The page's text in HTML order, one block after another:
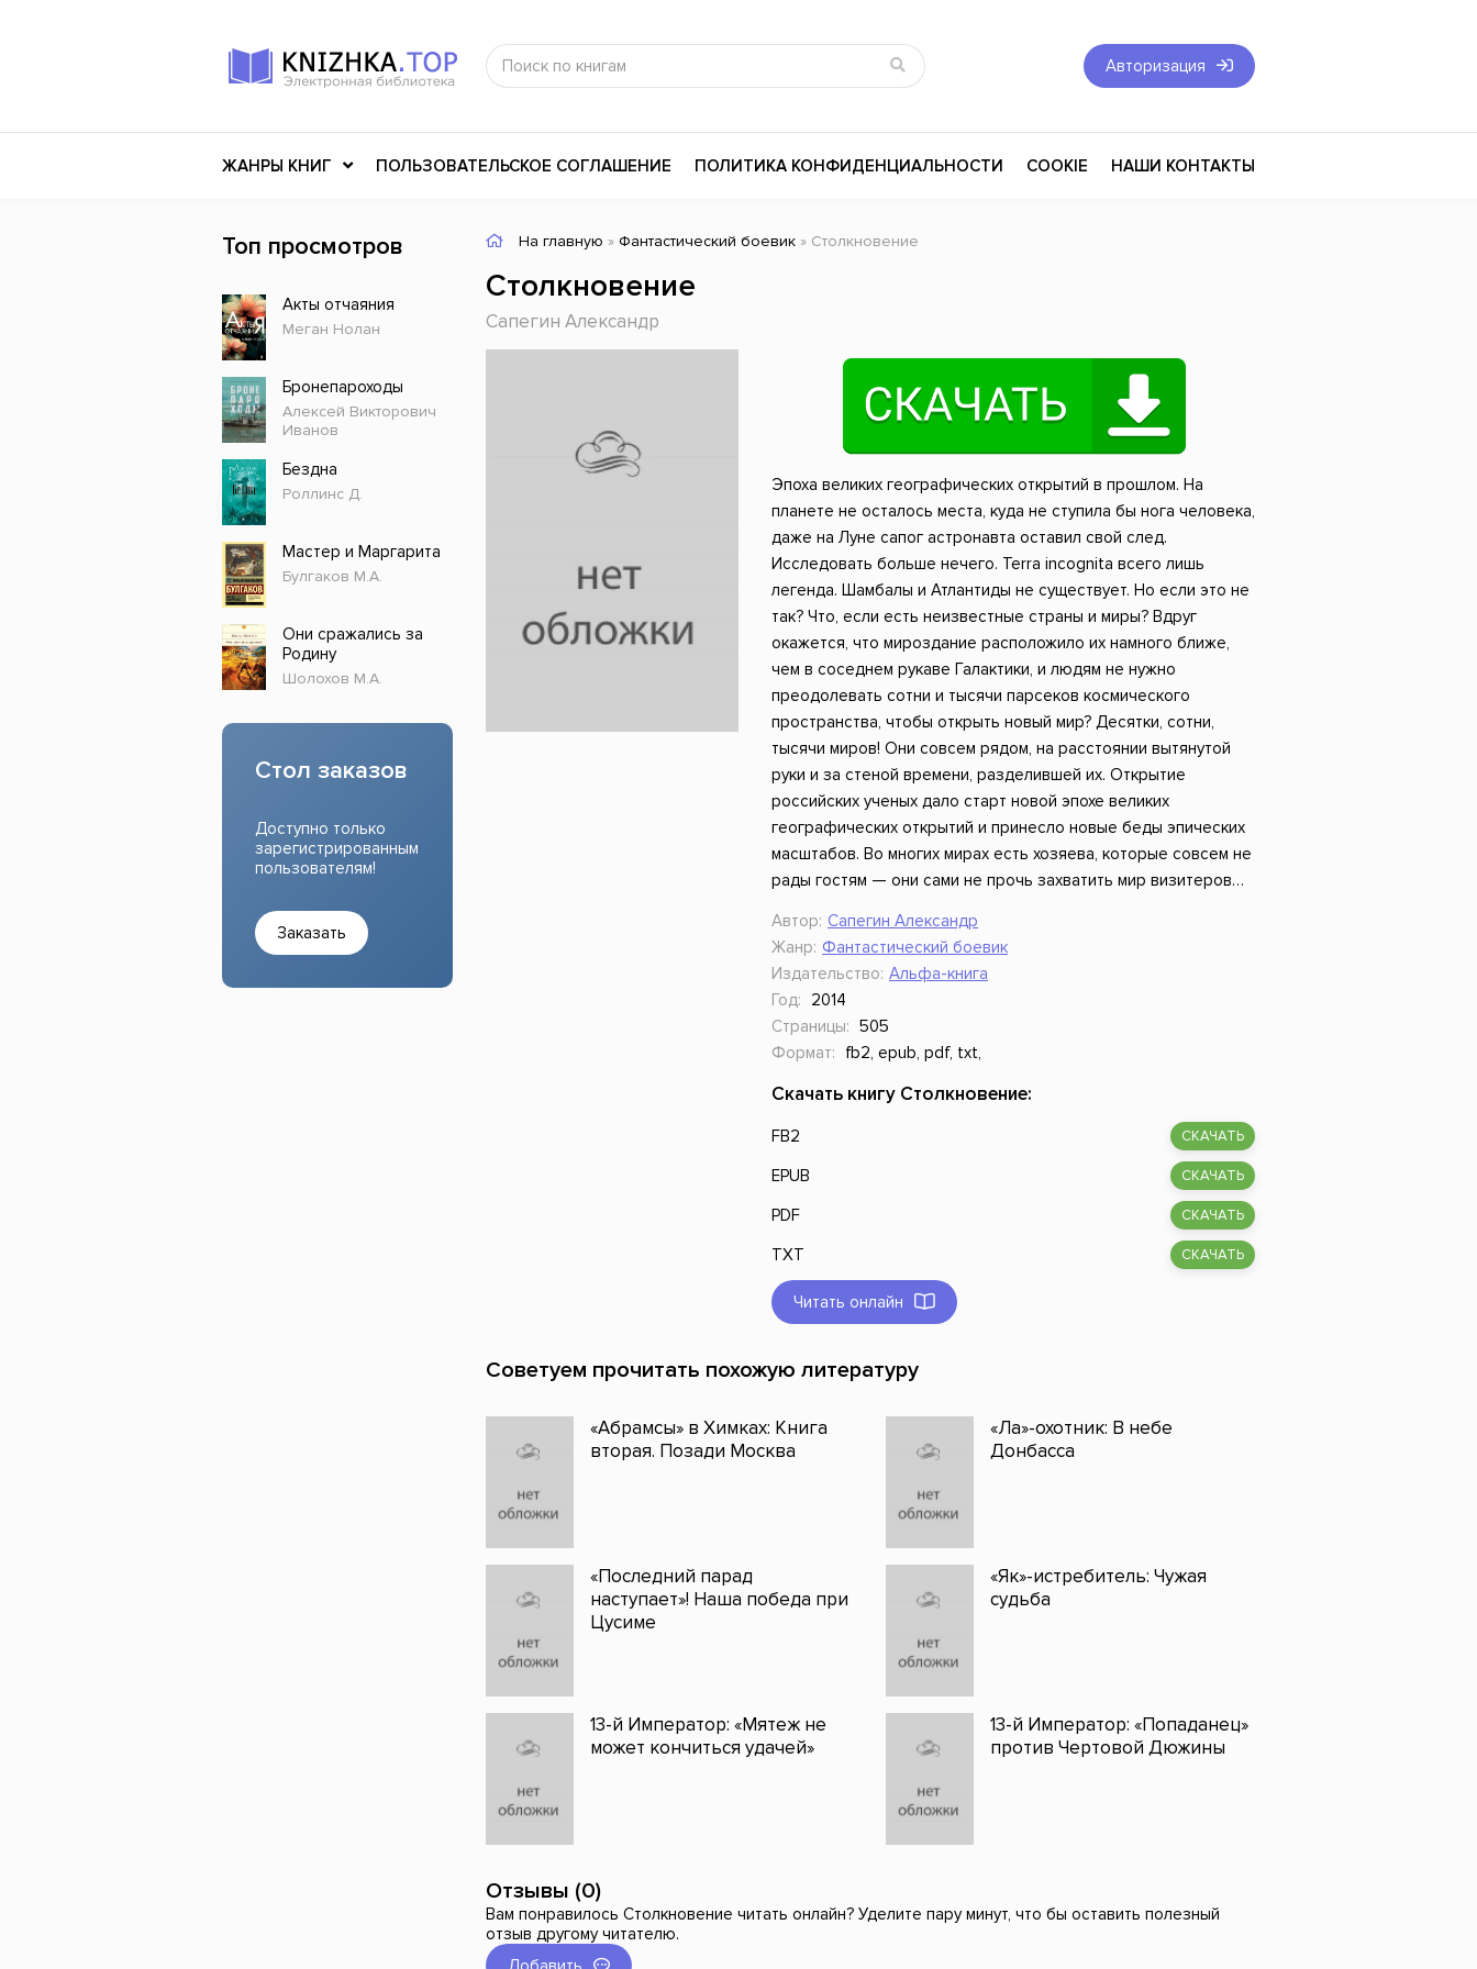
Авторизация
ЖАНРЫ КНИГ
Российское искусство
Детективы
Детские книги
История
Разное
Прочие издания
Научная литература
Современная проза
История России
Эзотерика
Экономика
Российский боевик
ПОЛЬЗОВАТЕЛЬСКОЕ СОГЛАШЕНИЕ ПОЛИТИКА КОНФИДЕНЦИАЛЬНОСТИ COOKIE НАШИ КОНТАКТЫ
На главную » Фантастический боевик » Столкновение
Столкновение
Сапегин Александр
Эпоха великих географических открытий в прошлом. На
планете не осталось места, куда не ступила бы нога человека,
даже на Луне сапог астронавта оставил свой след.
Исследовать больше нечего. Terra incognita всего лишь
легенда. Шамбалы и Атлантиды не существует. Но если это не
так? Что, если есть неизвестные страны и миры? Вдруг
окажется, что мироздание расположило их намного ближе,
чем в соседнем рукаве Галактики, и людям не нужно
преодолевать сотни и тысячи парсеков космического
пространства, чтобы открыть новый мир? Десятки, сотни,
тысячи миров! Они совсем рядом, на расстоянии вытянутой
руки и за стеной времени, разделившей их. Открытие
российских ученых дало старт новой эпохе великих
географических открытий и принесло новые беды эпических
масштабов. Во многих мирах есть хозяева, которые совсем не
рады гостям — они сами не прочь захватить мир визитеров…
Автор: Сапегин Александр
Жанр: Фантастический боевик
Издательство: Альфа-книга
Год:
2014
Страницы: 505
Формат:
fb2, epub, pdf, txt,
Скачать книгу Столкновение:
FB2 СКАЧАТЬ
EPUB СКАЧАТЬ
PDF СКАЧАТЬ
TXT СКАЧАТЬ
Читать онлайн
Советуем прочитать похожую литературу
«Абрамсы» в Химках: Книга
вторая. Позади Москва
«Ла»-охотник: В небе
Донбасса
«Последний парад
наступает»! Наша победа при
Цусиме
«Як»-истребитель: Чужая
судьба
13-й Император: «Мятеж не
может кончиться удачей»
13-й Император: «Попаданец»
против Чертовой Дюжины
Отзывы (0)
Вам понравилось Столкновение читать онлайн? Уделите пару минут, что бы оставить полезный
отзыв другому читателю.
Топ просмотров
Акты отчаяния
Меган Нолан
Бронепароходы
Алексей Викторович
Иванов
Бездна
Роллинс Д.
Мастер и Маргарита
Булгаков М.А.
Они сражались за
Родину
Шолохов М.А.
Стол заказов
Доступно только
зарегистрированным
пользователям!
Заказать